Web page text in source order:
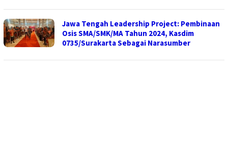
Jawa Tengah Leadership Project: Pembinaan
Osis SMA/SMK/MA Tahun 2024, Kasdim
0735/Surakarta Sebagai Narasumber